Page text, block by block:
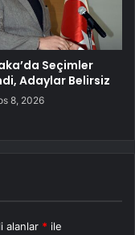
Seçimler
Adaylar Belirsiz
8, 2026
alanlar * ile